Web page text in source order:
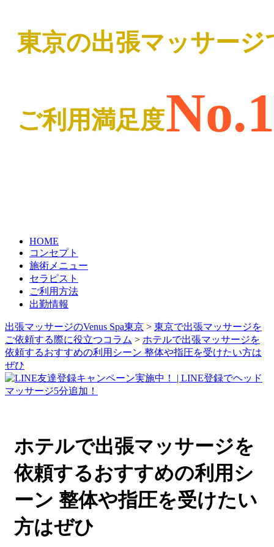
東京の出張マッサージ
ご利用満足度No.1
HOME
コンセプト
施術メニュー
セラピスト
ご利用方法
出勤情報
出張マッサージのVenus Spa東京 > 東京で出張マッサージを
ご依頼する際に役立つコラム > ホテルで出張マッサージを
依頼するおすすめの利用シーン 整体や指圧を受けたい方は
ぜひ
ホテルで出張マッサージを
依頼するおすすめの利用シ
ーン 整体や指圧を受けたい
方はぜひ